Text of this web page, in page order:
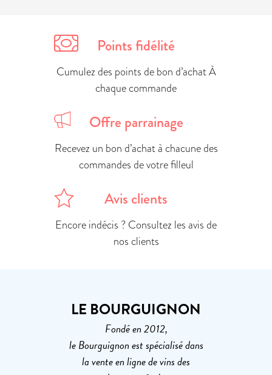
Points fidélité
Cumulez des points de bon d’achat À
chaque commande
Offre parrainage
Recevez un bon d’achat à chacune des
commandes de votre filleul
Avis clients
Encore indécis ? Consultez les avis de
nos clients
LE BOURGUIGNON
Fondé en 2012,
le Bourguignon est spécialisé dans
la vente en ligne de vins des